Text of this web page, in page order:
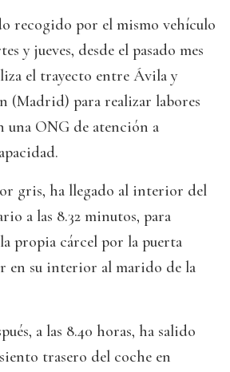
recogido por el mismo vehículo
y jueves, desde el pasado mes
el trayecto entre Ávila y
(Madrid) para realizar labores
una ONG de atención a
gris, ha llegado al interior del
a las 8.32 minutos, para
la propia cárcel por la puerta
en su interior al marido de la
a las 8.40 horas, ha salido
trasero del coche en